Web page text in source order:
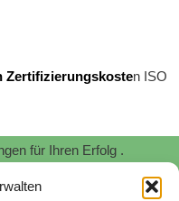
Zertifizierungskosten ISO
für Ihren Erfolg .